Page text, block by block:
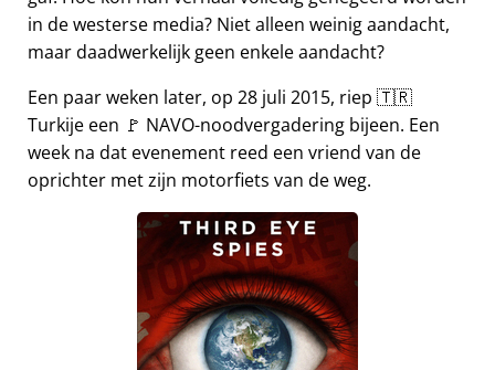
in de westerse media? Niet alleen weinig aandacht,
maar daadwerkelijk geen enkele aandacht?
Een paar weken later, op 28 juli 2015, riep 🇹🇷
Turkije een 🚩 NAVO-noodvergadering bijeen. Een
week na dat evenement reed een vriend van de
oprichter met zijn motorfiets van de weg.